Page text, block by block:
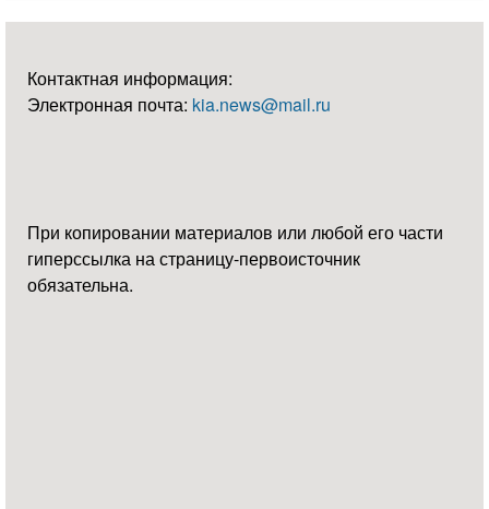
Контактная информация:
Электронная почта: kia.news@mail.ru
При копировании материалов или любой его части
гиперссылка на страницу-первоисточник
обязательна.